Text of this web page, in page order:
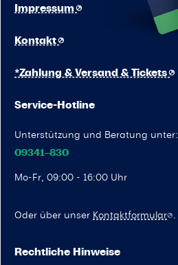
Service-Hotline
Unterstützung und Beratung unter:
09341–830
Mo-Fr, 09:00 - 16:00 Uhr
Oder über unser Kontaktformular .
Kontakt
Impressum
*Zahlung & Versand & Tickets
Rechtliche Hinweise